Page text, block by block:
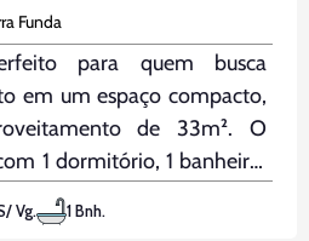
Funda
para quem busca
em um espaço compacto,
de 33m². O
1 dormitório, 1 banheiro,
americana e diversos
funcionalidade, como
Vg. 1 Bnh.